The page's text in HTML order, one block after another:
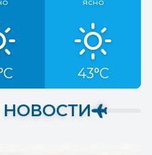
43°C